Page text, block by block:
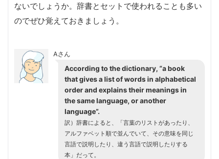
ないでしょうか。辞書とセットで使われることも多い
のでぜひ覚えておきましょう。
Aさん
According to the dictionary, “a book
that gives a list of words in alphabetical
order and explains their meanings in
the same language, or another
language”.
訳）辞書によると、「言葉のリストがあったり、
アルファベット順で並んでいて、その意味を同じ
言語で説明したり、違う言語で説明したりする
本」だって。